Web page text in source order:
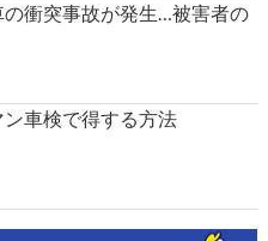
衝突事故が発生…被害者の
ン車検で得する方法